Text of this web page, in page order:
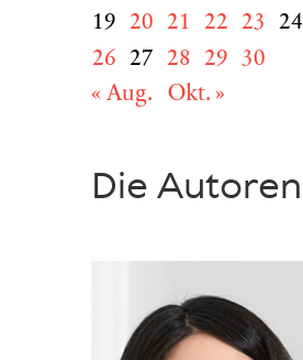
19
20 21 22 23 24
26
27 28 29
30
« Aug.
Okt. »
Die Autoren